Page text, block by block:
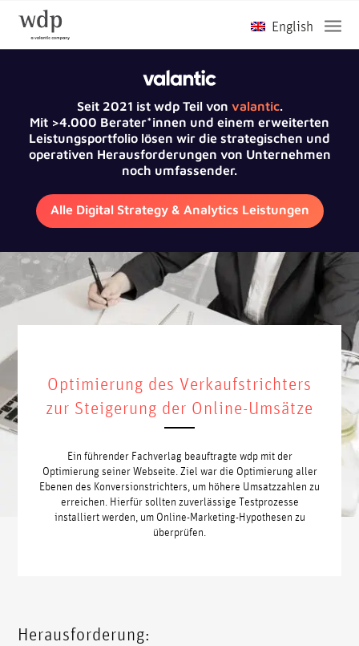
Seit 2021 ist wdp Teil von valantic.
Mit >4.000 Berater*innen und einem erweiterten
Leistungsportfolio lösen wir die strategischen und
operativen Herausforderungen von Unternehmen
noch umfassender.
Alle Digital Strategy & Analytics Leistungen
Optimierung des Verkaufstrichters
zur Steigerung der Online-Umsätze
Ein führender Fachverlag beauftragte wdp mit der
Optimierung seiner Webseite. Ziel war die Optimierung aller
Ebenen des Konversionstrichters, um höhere Umsatzzahlen zu
erreichen. Hierfür sollten zuverlässige Testprozesse
installiert werden, um Online-Marketing-Hypothesen zu
überprüfen.
Herausforderung: